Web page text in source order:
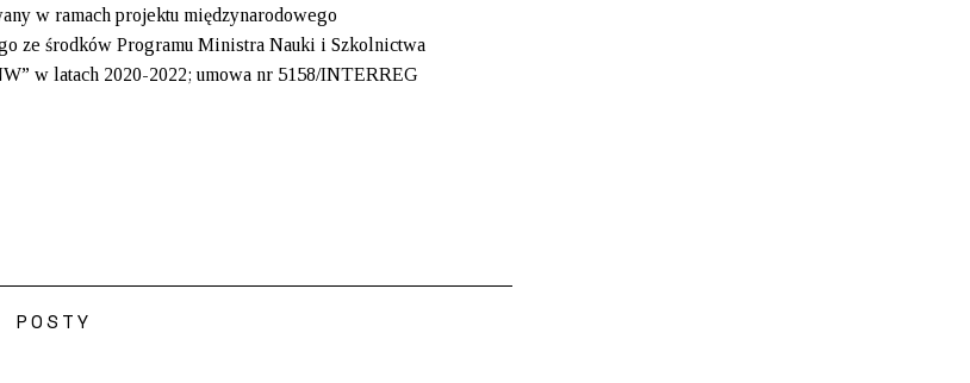
w ramach projektu międzynarodowego
ze środków Programu Ministra Nauki i Szkolnictwa
w latach 2020-2022; umowa nr 5158/INTERREG
POSTY